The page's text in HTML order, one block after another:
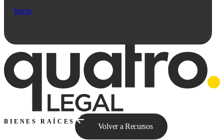
Inicio
BIENES RAÍCES
Volver a Recursos